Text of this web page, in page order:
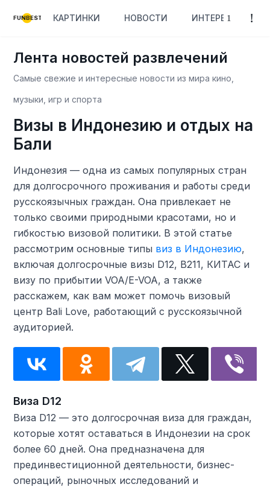
FUNBEST КАРТИНКИ НОВОСТИ ИНТЕРЕСНОЕ
Лента новостей развлечений
Самые свежие и интересные новости из мира кино,
музыки, игр и спорта
Визы в Индонезию и отдых на
Бали
Индонезия — одна из самых популярных стран
для долгосрочного проживания и работы среди
русскоязычных граждан. Она привлекает не
только своими природными красотами, но и
гибкостью визовой политики. В этой статье
рассмотрим основные типы виз в Индонезию,
включая долгосрочные визы D12, B211, КИТАС и
визу по прибытии VOA/E-VOA, а также
расскажем, как вам может помочь визовый
центр Bali Love, работающий с русскоязычной
аудиторией.
Виза D12
Виза D12 — это долгосрочная виза для граждан,
которые хотят оставаться в Индонезии на срок
более 60 дней. Она предназначена для
прединвестиционной деятельности, бизнес-
операций, рыночных исследований и